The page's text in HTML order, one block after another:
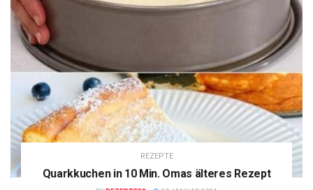
REZEPTE
Quarkkuchen in 10 Min. Omas älteres Rezept